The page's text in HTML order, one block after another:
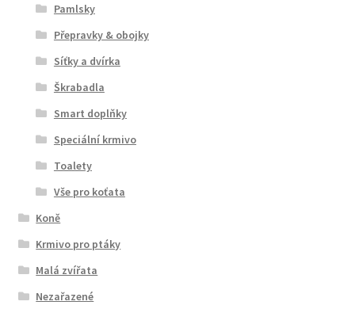
Pamlsky
Přepravky & obojky
Síťky a dvírka
Škrabadla
Smart doplňky
Speciální krmivo
Toalety
Vše pro koťata
Koně
Krmivo pro ptáky
Malá zvířata
Nezařazené